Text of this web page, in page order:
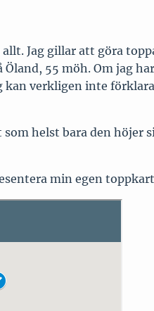
Jag gillar att göra
55 möh. Om jag
verkligen inte
helst bara den
min egen